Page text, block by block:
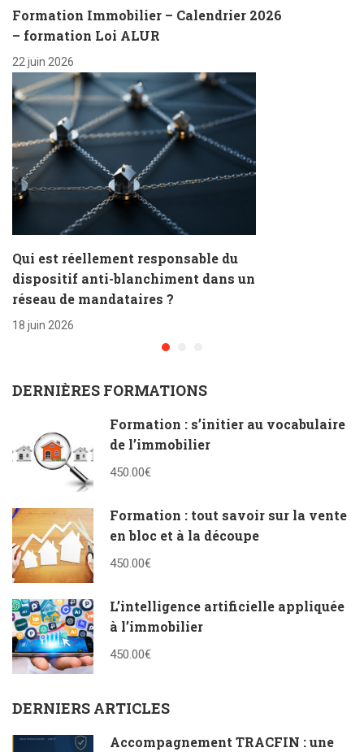
Formation Immobilier – Calendrier 2026
– formation Loi ALUR
22 juin 2026
Qui est réellement responsable du
dispositif anti-blanchiment dans un
réseau de mandataires ?
18 juin 2026
DERNIÈRES FORMATIONS
Formation : s’initier au vocabulaire
de l’immobilier
450.00€
Formation : tout savoir sur la vente
en bloc et à la découpe
450.00€
L’intelligence artificielle appliquée
à l’immobilier
450.00€
DERNIERS ARTICLES
Accompagnement TRACFIN : une